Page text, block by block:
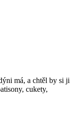
má, a chtěl by si ji
cukety,